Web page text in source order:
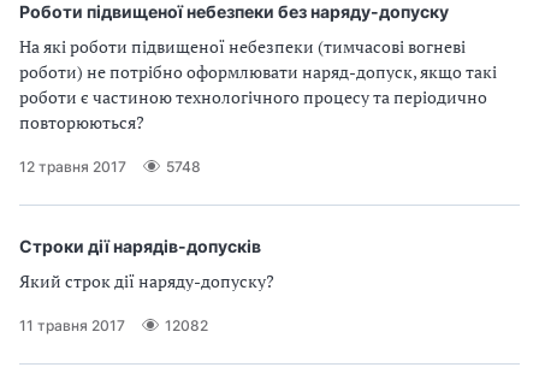
Роботи підвищеної небезпеки без наряду-допуску
На які роботи підвищеної небезпеки (тимчасові вогневі
роботи) не потрібно оформлювати наряд-допуск, якщо такі
роботи є частиною технологічного процесу та періодично
повторюються?
12 травня 2017 5748
Строки дії нарядів-допусків
Який строк дії наряду-допуску?
11 травня 2017 12082
д
ж
у
а
т
и
С